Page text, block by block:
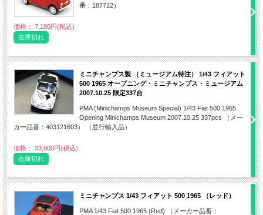
番：187722）
価格： 7,180円(税込)
在庫切れ
ミニチャンプス製 （ミュージアム特注） 1/43 フィアット
500 1965 オープニング・ミニチャンプス・ミュージアム
2007.10.25 限定337台
PMA (Minichamps Museum Special) 1/43 Fiat 500 1965
Opening Minichamps Museum 2007.10.25 337pcs （メー
カー品番：403121603） （並行輸入品）
価格： 33,600円(税込)
在庫切れ
ミニチャンプス 1/43 フィアット 500 1965 （レッド）
PMA 1/43 Fiat 500 1965 (Red) （メーカー品番：